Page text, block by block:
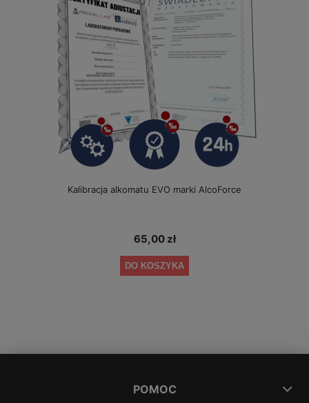
Kalibracja alkomatu EVO marki AlcoForce
65,00 zł
DO KOSZYKA
POMOC